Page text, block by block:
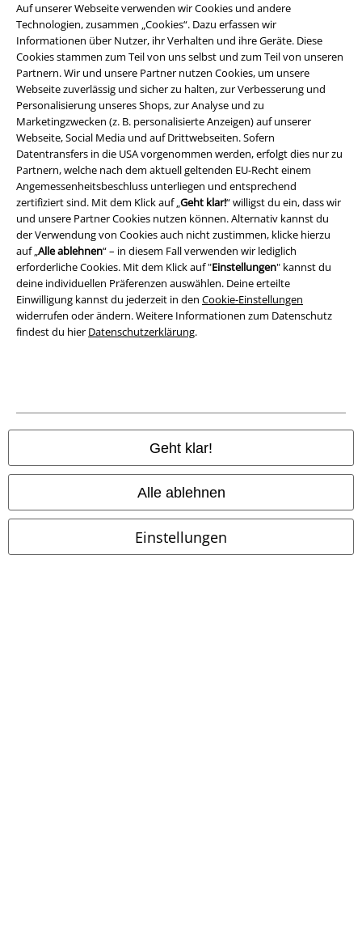
Auf unserer Webseite verwenden wir Cookies und andere
Technologien, zusammen „Cookies“. Dazu erfassen wir
Informationen über Nutzer, ihr Verhalten und ihre Geräte. Diese
Cookies stammen zum Teil von uns selbst und zum Teil von unseren
Partnern. Wir und unsere Partner nutzen Cookies, um unsere
Webseite zuverlässig und sicher zu halten, zur Verbesserung und
Personalisierung unseres Shops, zur Analyse und zu
Marketingzwecken (z. B. personalisierte Anzeigen) auf unserer
Webseite, Social Media und auf Drittwebseiten. Sofern
Datentransfers in die USA vorgenommen werden, erfolgt dies nur zu
Partnern, welche nach dem aktuell geltenden EU-Recht einem
Angemessenheitsbeschluss unterliegen und entsprechend
zertifiziert sind. Mit dem Klick auf „Geht klar!“ willigst du ein, dass wir
und unsere Partner Cookies nutzen können. Alternativ kannst du
der Verwendung von Cookies auch nicht zustimmen, klicke hierzu
auf „Alle ablehnen“ – in diesem Fall verwenden wir lediglich
erforderliche Cookies. Mit dem Klick auf "Einstellungen" kannst du
deine individuellen Präferenzen auswählen. Deine erteilte
Einwilligung kannst du jederzeit in den Cookie-Einstellungen
widerrufen oder ändern. Weitere Informationen zum Datenschutz
findest du hier Datenschutzerklärung.
Geht klar!
Alle ablehnen
Einstellungen
Job suchen
Unsere Teams
Auf welchem Fachgebiet Du auch Profi bist, bei uns warten viele
spannende Aufgaben auf Dich. Ob im Sales & Marketing, in der IT, im
Produktmanagement oder im Controlling – bei uns wirst Du Teil von
etwas ganz Großem, in dem jeder Einzelne zählt und wertgeschätzt